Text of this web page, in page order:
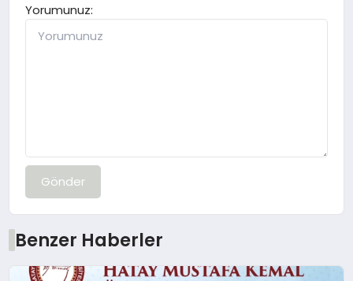
Yorumunuz:
Gönder
Benzer Haberler